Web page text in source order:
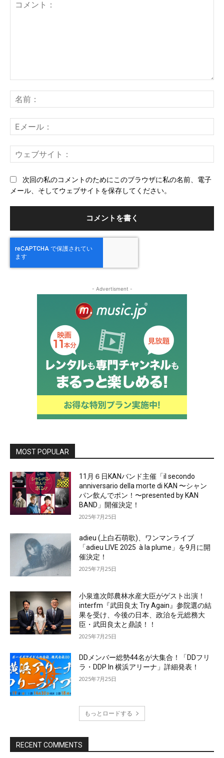
ン
ト：
前
メ
ー
ェ
次回の私のコメントのためにこのブラウザに私の名前、電子
メール、そしてウェブサイトを保存してください。
- Advertisment -
MOST POPULAR
11月６日KANバンド主催「il secondo
anniversario della morte di KAN 〜シャン
パン飲んでポン！〜presented by KAN
BAND」開催決定！
2025年7月25日
adieu (上白石萌歌)、ワンマンライブ
「adieu LIVE 2025 à la plume」を9月に開
催決定！
2025年7月25日
小泉進次郎農林水産大臣がゲスト出演！
interfm『武田良太 Try Again』参院選の結
果を受け、今後の日本、政治を元総務大
臣・武田良太と鼎談！！
2025年7月25日
DDメンバー総勢44名が大集合！「DDフリ
ラ・DDP In 横浜アリーナ」詳細発表！
2025年7月25日
もっとロードする
RECENT COMMENTS